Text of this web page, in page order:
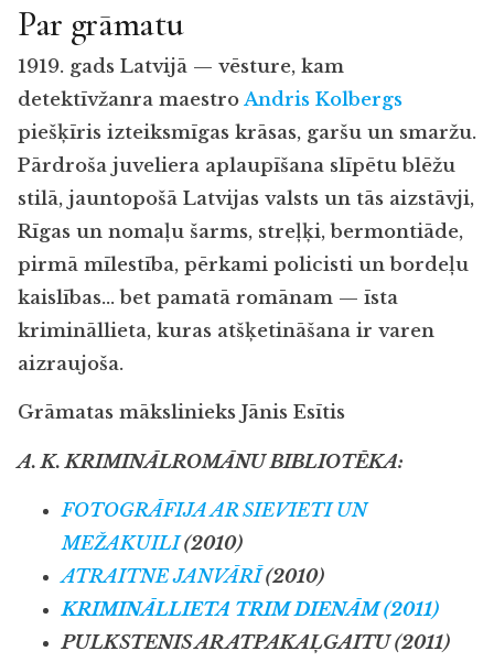
Par grāmatu
1919. gads Latvijā — vēsture, kam
detektīvžanra maestroAndris Kolbergs
piešķīris izteiksmīgas krāsas, garšu un smaržu.
Pārdroša juveliera aplaupīšana slīpētu blēžu
stilā, jauntopošā Latvijas valsts un tās aizstāvji,
Rīgas un nomaļu šarms, streļķi, bermontiāde,
pirmā mīlestība, pērkami policisti un bordeļu
kaislības… bet pamatā romānam — īsta
krimināllieta, kuras atšķetināšana ir varen
aizraujoša.
Grāmatas mākslinieks Jānis Esītis
A. K. KRIMINĀLROMĀNU BIBLIOTĒKA:
FOTOGRĀFIJA AR SIEVIETI UN
MEŽAKUILI(2010)
ATRAITNE JANVĀRĪ(2010)
KRIMINĀLLIETA TRIM DIENĀM(2011)
PULKSTENIS AR ATPAKAĻGAITU (2011)